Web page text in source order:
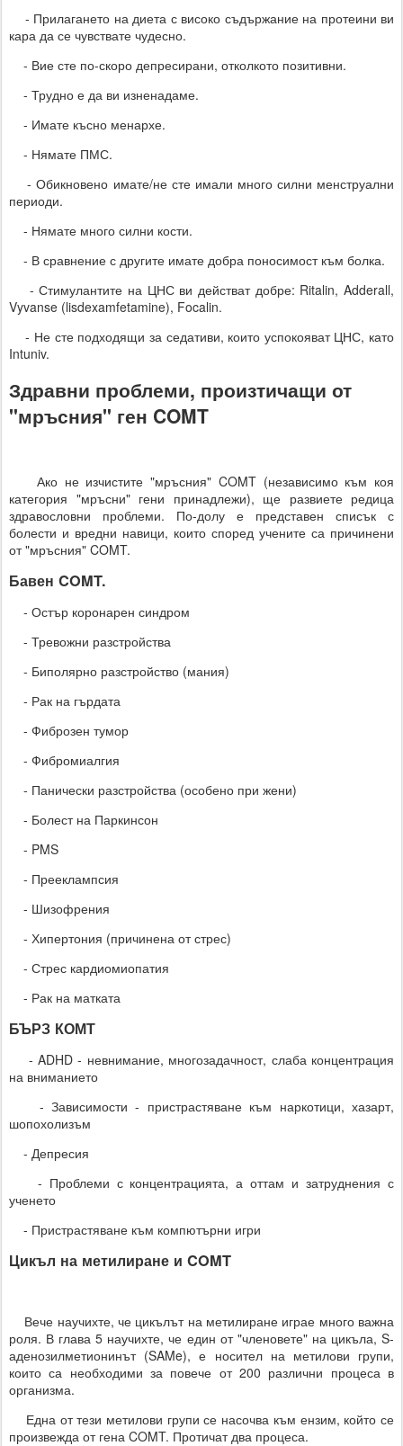
- Прилагането на диета с високо съдържание на протеини ви
кара да се чувствате чудесно.
- Вие сте по-скоро депресирани, отколкото позитивни.
- Трудно е да ви изненадаме.
- Имате късно менархе.
- Нямате ПМС.
- Обикновено имате/не сте имали много силни менструални
периоди.
- Нямате много силни кости.
- В сравнение с другите имате добра поносимост към болка.
- Стимулантите на ЦНС ви действат добре: Ritalin, Adderall,
Vyvanse (lisdexamfetamine), Focalin.
- Не сте подходящи за седативи, които успокояват ЦНС, като
Intuniv.
Здравни проблеми, произтичащи от
"мръсния" ген COMT
Ако не изчистите "мръсния" COMT (независимо към коя
категория "мръсни" гени принадлежи), ще развиете редица
здравословни проблеми. По-долу е представен списък с
болести и вредни навици, които според учените са причинени
от "мръсния" COMT.
Бавен COMT.
- Остър коронарен синдром
- Тревожни разстройства
- Биполярно разстройство (мания)
- Рак на гърдата
- Фиброзен тумор
- Фибромиалгия
- Панически разстройства (особено при жени)
- Болест на Паркинсон
- PMS
- Прееклампсия
- Шизофрения
- Хипертония (причинена от стрес)
- Стрес кардиомиопатия
- Рак на матката
БЪРЗ КОМТ
- ADHD - невнимание, многозадачност, слаба концентрация
на вниманието
- Зависимости - пристрастяване към наркотици, хазарт,
шопохолизъм
- Депресия
- Проблеми с концентрацията, а оттам и затруднения с
ученето
- Пристрастяване към компютърни игри
Цикъл на метилиране и COMT
Вече научихте, че цикълът на метилиране играе много важна
роля. В глава 5 научихте, че един от "членовете" на цикъла, S-
аденозилметионинът (SAMe), е носител на метилови групи,
които са необходими за повече от 200 различни процеса в
организма.
Една от тези метилови групи се насочва към ензим, който се
произвежда от гена COMT. Протичат два процеса.